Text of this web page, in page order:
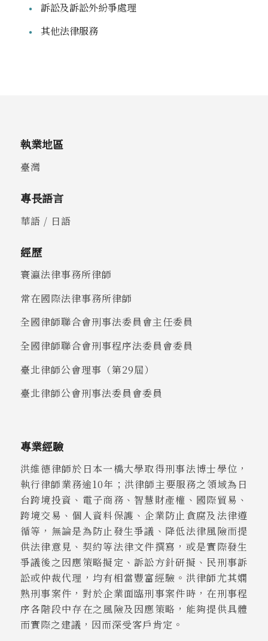
訴訟及訴訟外紛爭處理
其他法律服務
執業地區
臺灣
專長語言
華語 / 日語
經歷
寰瀛法律事務所律師
常在國際法律事務所律師
全國律師聯合會刑事法委員會主任委員
全國律師聯合會刑事程序法委員會委員
臺北律師公會理事（第29屆）
臺北律師公會刑事法委員會委員
專業經驗
洪維德律師於日本一橋大學取得刑事法博士學位，
執行律師業務逾10年；洪律師主要服務之領域為日
台跨境投資、電子商務、智慧財產權、國際貿易、
跨境交易、個人資料保護、企業防止貪腐及法律遵
循等，無論是為防止發生爭議、降低法律風險而提
供法律意見、契約等法律文件撰寫，或是實際發生
爭議後之因應策略擬定、訴訟方針研擬、民刑事訴
訟或仲裁代理，均有相當豐富經驗。洪律師尤其嫻
熟刑事案件，對於企業面臨刑事案件時，在刑事程
序各階段中存在之風險及因應策略，能夠提供具體
而實際之建議，因而深受客戶肯定。